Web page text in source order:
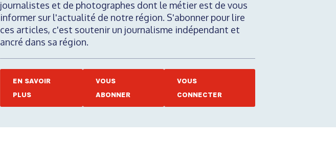
journalistes et de photographes dont le métier est de vous
informer sur l'actualité de notre région. S'abonner pour lire
ces articles, c'est soutenir un journalisme indépendant et
ancré dans sa région.
EN SAVOIR
PLUS
VOUS
ABONNER
VOUS
CONNECTER